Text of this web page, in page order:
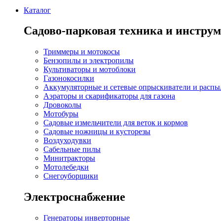
Каталог
Садово-парковая техника и
Триммеры и мотокосы
Бензопилы и электропилы
Культиваторы и мотоблоки
Газонокосилки
Аккумуляторные и сетевые опрыскиватели и
Аэраторы и скарификаторы для газона
Дровоколы
Мотобуры
Садовые измельчители для веток и кормов
Садовые ножницы и кусторезы
Воздуходувки
Сабельные пилы
Минитракторы
Мотолебедки
Снегоуборщики
Электроснабжение
Генераторы инверторные